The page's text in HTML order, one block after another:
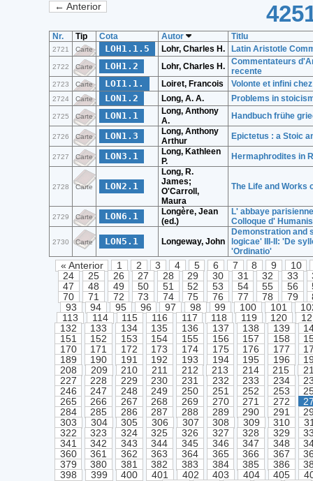
← Anterior
Nr. Tip Cota Autor Titlu
2721 Carte LOH1.1.5 Lohr, Charles H. Latin Aristotle
2722 Carte LOH1.2 Lohr, Charles H.
Commentateurs
recente
2723 Carte LOI1.1. Loiret, Francois Volonte et infini
2724 Carte LON1.2 Long, A. A. Problems in
2725 Carte LON1.1
Long, Anthony
A.
Handbuch frühe
2726 Carte LON1.3
Long, Anthony
Arthur
Epictetus : a Stoic
2727 Carte LON3.1
Long, Kathleen
P.
Hermaphrodites in
2728 Carte LON2.1
Long, R.
James;
O'Carroll,
Maura
The Life and Works
2729 Carte LON6.1
Longère, Jean
(ed.)
L' abbaye
Colloque d'
2730 Carte LON5.1 Longeway, John
Demonstration and
logicae' III-II: 'De
'Ordinatio'
« Anterior 1 2 3 4 5 6 7 8 9
10
24
25 26 27 28 29 30 31 32 33
47
48 49 50 51 52 53 54 55 56
70
71 72 73 74 75 76 77 78 79
93
94 95 96 97 98 99 100 101
113
114 115 116 117 118 119 120
132
133 134 135 136 137 138 139
151
152 153 154 155 156 157 158
170
171 172 173 174 175 176 177
189
190 191 192 193 194 195 196
208
209 210 211 212 213 214 215
227
228 229 230 231 232 233 234
246
247 248 249 250 251 252 253
265
266 267 268 269 270 271 272
284
285 286 287 288 289 290 291
303
304 305 306 307 308 309 310
322
323 324 325 326 327 328 329
341
342 343 344 345 346 347 348
360
361 362 363 364 365 366 367
379
380 381 382 383 384 385 386
398
399 400 401 402 403 404 405